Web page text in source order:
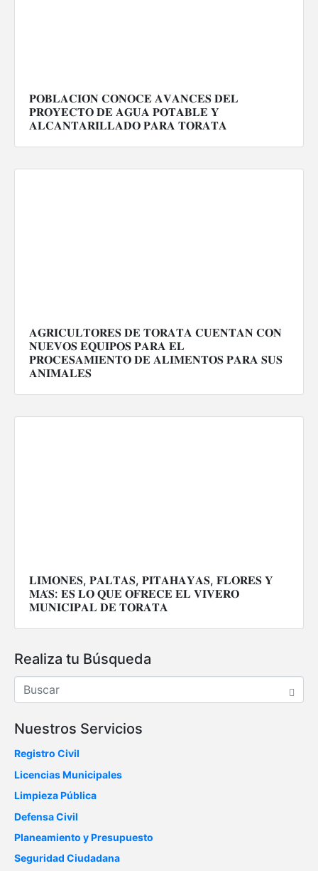
𝐏𝐎𝐁𝐋𝐀𝐂𝐈𝐎́𝐍 𝐂𝐎𝐍𝐎𝐂𝐄 𝐀𝐕𝐀𝐍𝐂𝐄𝐒 𝐃𝐄𝐋
𝐏𝐑𝐎𝐘𝐄𝐂𝐓𝐎 𝐃𝐄 𝐀𝐆𝐔𝐀 𝐏𝐎𝐓𝐀𝐁𝐋𝐄 𝐘
𝐀𝐋𝐂𝐀𝐍𝐓𝐀𝐑𝐈𝐋𝐋𝐀𝐃𝐎 𝐏𝐀𝐑𝐀 𝐓𝐎𝐑𝐀𝐓𝐀
𝐀𝐆𝐑𝐈𝐂𝐔𝐋𝐓𝐎𝐑𝐄𝐒 𝐃𝐄 𝐓𝐎𝐑𝐀𝐓𝐀 𝐂𝐔𝐄𝐍𝐓𝐀𝐍 𝐂𝐎𝐍
𝐍𝐔𝐄𝐕𝐎𝐒 𝐄𝐐𝐔𝐈𝐏𝐎𝐒 𝐏𝐀𝐑𝐀 𝐄𝐋
𝐏𝐑𝐎𝐂𝐄𝐒𝐀𝐌𝐈𝐄𝐍𝐓𝐎 𝐃𝐄 𝐀𝐋𝐈𝐌𝐄𝐍𝐓𝐎𝐒 𝐏𝐀𝐑𝐀 𝐒𝐔𝐒
𝐀𝐍𝐈𝐌𝐀𝐋𝐄𝐒
𝐋𝐈𝐌𝐎𝐍𝐄𝐒, 𝐏𝐀𝐋𝐓𝐀𝐒, 𝐏𝐈𝐓𝐀𝐇𝐀𝐘𝐀𝐒, 𝐅𝐋𝐎𝐑𝐄𝐒 𝐘
𝐌𝐀́𝐒: 𝐄𝐒 𝐋𝐎 𝐐𝐔𝐄 𝐎𝐅𝐑𝐄𝐂𝐄 𝐄𝐋 𝐕𝐈𝐕𝐄𝐑𝐎
𝐌𝐔𝐍𝐈𝐂𝐈𝐏𝐀𝐋 𝐃𝐄 𝐓𝐎𝐑𝐀𝐓𝐀
Realiza tu Búsqueda
Nuestros Servicios
Registro Civil
Licencias Municipales
Limpieza Pública
Defensa Civil
Planeamiento y Presupuesto
Seguridad Ciudadana